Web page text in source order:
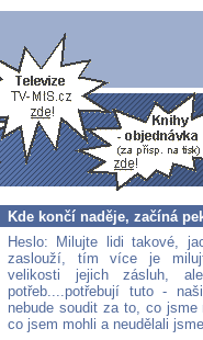
Kde končí naděje, začíná
Heslo: Milujte lidi takové,
zaslouží, tím více je
velikosti jejich zásluh,
potřeb....potřebují tuto -
nebude soudit za to, co
co jsem mohli a neudělali